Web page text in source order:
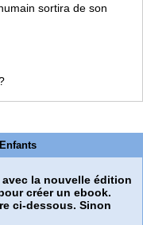
sortira de son
la nouvelle édition
créer un ebook.
ci-dessous. Sinon